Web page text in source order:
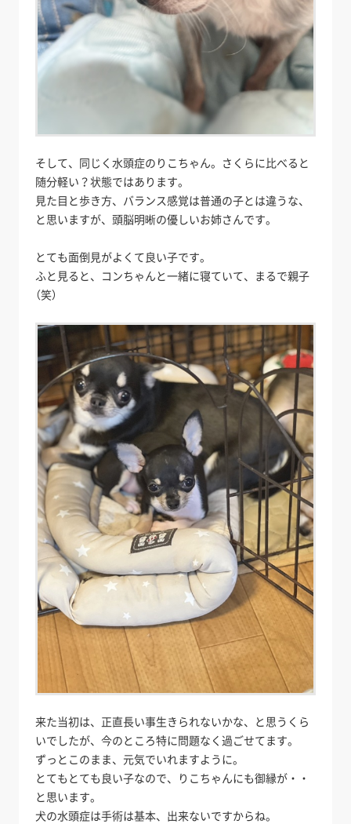
そして、同じく水頭症のりこちゃん。さくらに比べると
随分軽い？状態ではあります。
見た目と歩き方、バランス感覚は普通の子とは違うな、
と思いますが、頭脳明晰の優しいお姉さんです。
とても面倒見がよくて良い子です。
ふと見ると、コンちゃんと一緒に寝ていて、まるで親子
（笑）
来た当初は、正直長い事生きられないかな、と思うくら
いでしたが、今のところ特に問題なく過ごせてます。
ずっとこのまま、元気でいれますように。
とてもとても良い子なので、りこちゃんにも御縁が・・
と思います。
犬の水頭症は手術は基本、出来ないですからね。